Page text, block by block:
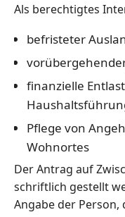
Als berechtigtes
befristeter
finanzielle
Pflege von
Wohnortes
Der Antrag auf
schriftlich gestellt
Angabe der Person,